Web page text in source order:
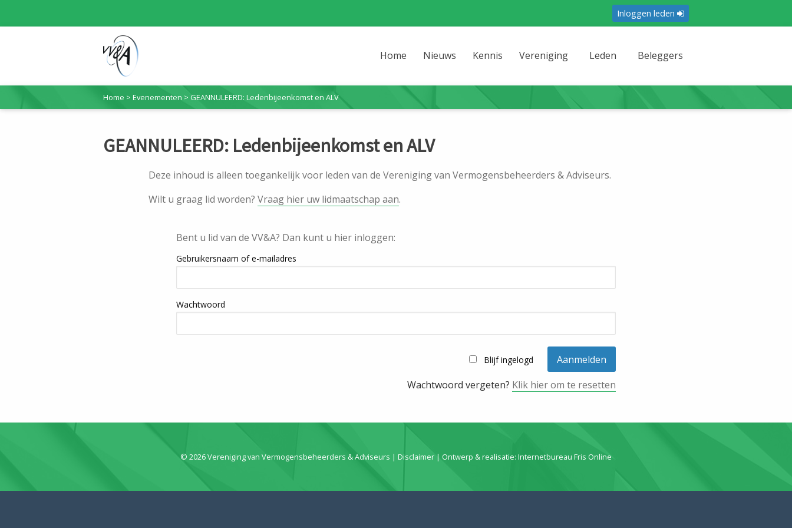
Inloggen leden
Home Nieuws Kennis Vereniging Leden Beleggers
Home > Evenementen > GEANNULEERD: Ledenbijeenkomst en ALV
GEANNULEERD: Ledenbijeenkomst en ALV
Deze inhoud is alleen toegankelijk voor leden van de Vereniging van Vermogensbeheerders & Adviseurs.
Wilt u graag lid worden? Vraag hier uw lidmaatschap aan.
Bent u lid van de VV&A? Dan kunt u hier inloggen:
Gebruikersnaam of e-mailadres
Wachtwoord
Blijf ingelogd
Wachtwoord vergeten? Klik hier om te resetten
© 2026 Vereniging van Vermogensbeheerders & Adviseurs | Disclaimer | Ontwerp & realisatie: Internetbureau Fris Online